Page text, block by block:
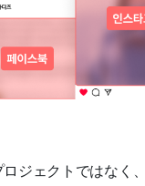
ジェクトではなく